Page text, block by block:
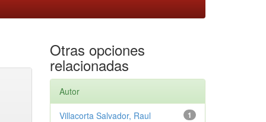
Otras opciones
relacionadas
Autor
1
Villacorta Salvador, Raul